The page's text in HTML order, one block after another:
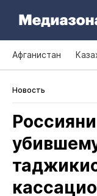
Афганистан
Новость